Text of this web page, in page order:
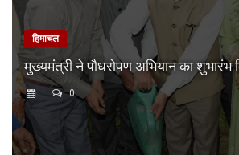
हिमाचल
मुख्यमंत्री ने पौधरोपण अभियान का शुभारंभ
0